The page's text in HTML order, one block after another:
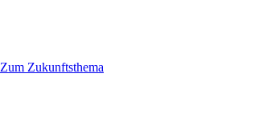
Zum Zukunftsthema